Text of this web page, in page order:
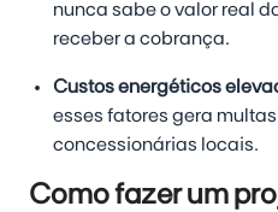
nunca sabe o valor real
receber a cobrança.
Custos energéticos
esses fatores gera
concessionárias locais.
Como fazer um